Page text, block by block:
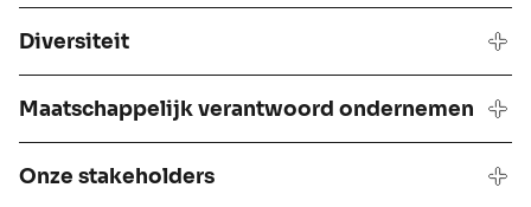
Diversiteit
Maatschappelijk verantwoord ondernemen
Onze stakeholders